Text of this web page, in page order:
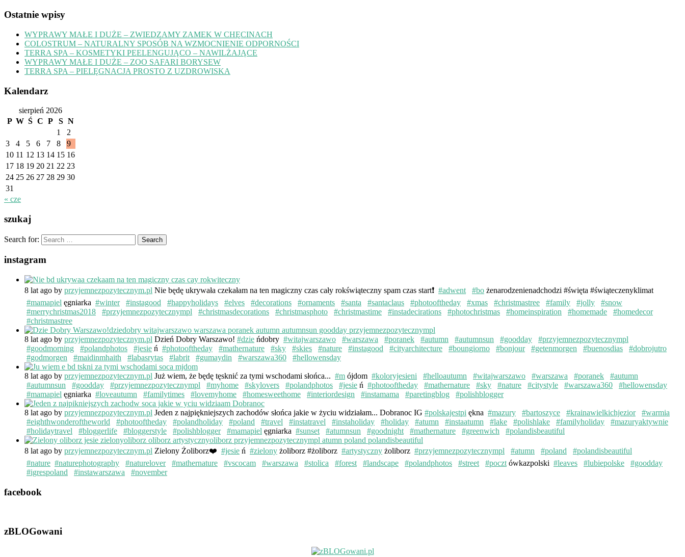
Ostatnie wpisy
WYPRAWY MAŁE I DUŻE – ZWIEDZAMY ZAMEK W CHĘCINACH
COLOSTRUM – NATURALNY SPOSÓB NA WZMOCNIENIE ODPORNOŚCI
TERRA SPA – KOSMETYKI PEELENGUJĄCO – NAWILŻAJĄCE
WYPRAWY MAŁE I DUŻE – ZOO SAFARI BORYSEW
TERRA SPA – PIELĘGNACJA PROSTO Z UZDROWISKA
Kalendarz
sierpień 2026
P W Ś C P S N
1
2
3
4 5 6 7 8
9
10 11 12 13 14 15 16
17 18 19 20 21 22 23
24 25 26 27 28 29 30
31
« cze
szukaj
Search for:
instagram
8 lat ago by przyjemnezpozytecznym.pl Nie będę ukrywała czekałam na ten magiczny czas cały rokświąteczny spam czas start❗️ #adwent #bo żenarodzenienadchodzi #święta #świąteczenyklimat
#mamapiel ęgniarka #winter #instagood #happyholidays #elves #decorations #ornaments #santa #santaclaus #photooftheday #xmas #christmastree #family #jolly
#snow
#merrychristmas2018
#przyjemnezpozytecznympl #christmasdecorations #christmasphoto #christmastime #instadecirations #photochristmas #homeinspiration #homemade
#homedecor
#christmastree
8 lat ago by przyjemnezpozytecznym.pl Dzień Dobry Warszawo! #dzie ńdobry #witajwarszawo #warszawa #poranek #autumn #autumnsun #goodday
#przyjemnezpozytecznympl
#goodmorning
#polandphotos #jesie ń #photooftheday #mathernature #sky #skies #nature #instagood #cityarchitecture #boungiorno #bonjour #getenmorgen #buenosdias
#dobrojutro
#godmorgen
#maidinmhaith #labasrytas #labrit #gumaydin #warszawa360 #hellowensday
8 lat ago by przyjemnezpozytecznym.pl Już wiem, że będę tęsknić za tymi wschodami słońca... #m ójdom #koloryjesieni #helloautumn #witajwarszawo #warszawa #poranek
#autumn
#autumnsun
#goodday #przyjemnezpozytecznympl #myhome #skylovers #polandphotos #jesie ń #photooftheday #mathernature #sky #nature #citystyle #warszawa360
#hellowensday
#mamapiel ęgniarka #loveautumn #familytimes #lovemyhome #homesweethome #interiordesign #instamama #paretingblog #polishblogger
8 lat ago by przyjemnezpozytecznym.pl Jeden z najpiękniejszych zachodów słońca jakie w życiu widziałam... Dobranoc IG #polskajestpi ękna #mazury #bartoszyce #krainawielkichjezior
#warmia
#eighthwonderoftheworld
#photooftheday #polandholiday #poland #travel #instatravel #instaholiday #holiday #atumn #instaatumn #lake #polishlake #familyholiday
#mazuryaktywnie
#holidaytravel
#bloggerlife #bloggerstyle #polishblogger #mamapiel ęgniarka #sunset #atumnsun #goodnight #mathernature #greenwich #polandisbeautiful
8 lat ago by przyjemnezpozytecznym.pl Zielony Żoliborz❤️ #jesie ń #zielony żoliborz #żoliborz #artystyczny żoliborz #przyjemnezpozytecznympl #atumn #poland
#polandisbeautiful
#nature #naturephotography #naturelover #mathernature #vscocam #warszawa #stolica #forest #landscape #polandphotos #street #poczt ówkazpolski #leaves #lubiepolske
#goodday
#igrespoland
#instawarszawa #november
facebook
zBLOGowani